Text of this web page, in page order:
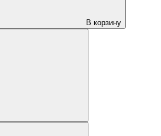
В корзину